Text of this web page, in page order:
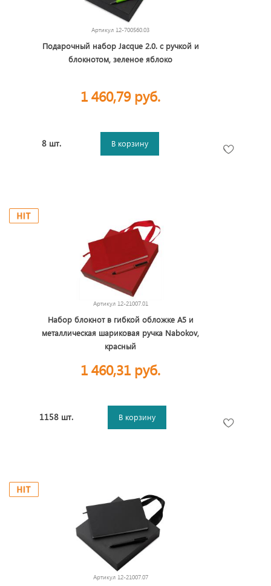
Артикул 12-700560.03
Подарочный набор Jacque 2.0. с ручкой и
блокнотом, зеленое яблоко
1 460,79 руб.
8 шт. В корзину
Артикул 12-21007.01
Набор блокнот в гибкой обложке А5 и
металлическая шариковая ручка Nabokov,
красный
1 460,31 руб.
1158 шт. В корзину
Артикул 12-21007.07